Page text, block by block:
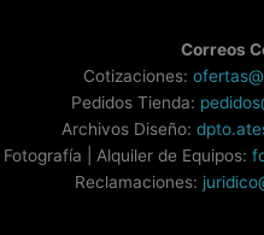
Correos
Cotizaciones:
Pedidos Tienda:
Archivos Diseño:
Fotografía | Alquiler de Equipos:
Reclamaciones: